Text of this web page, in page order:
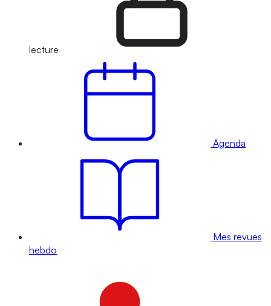
lecture
Agenda
Mes revues
hebdo